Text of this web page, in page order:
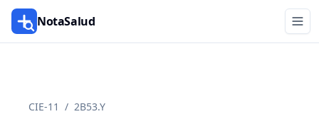
NotaSalud
CIE-11 / 2B53.Y